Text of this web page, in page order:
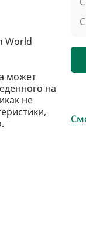
World
может
на
не